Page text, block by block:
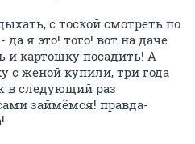
с тоской смотреть по
я это! того! вот на даче
и картошку посадить! А
с женой купили, три года
в следующий раз
займёмся! правда-